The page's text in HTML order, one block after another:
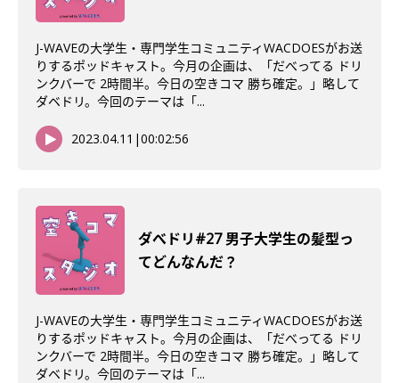
J-WAVEの大学生・専門学生コミュニティWACDOESがお送
りするポッドキャスト。今月の企画は、「だべってる ドリ
ンクバーで 2時間半。今日の空きコマ 勝ち確定。」略して
ダベドリ。今回のテーマは「...
2023.04.11 |00:02:56
ダべドリ#27 男子大学生の髪型っ
てどんなんだ？
J-WAVEの大学生・専門学生コミュニティWACDOESがお送
りするポッドキャスト。今月の企画は、「だべってる ドリ
ンクバーで 2時間半。今日の空きコマ 勝ち確定。」略して
ダベドリ。今回のテーマは「...